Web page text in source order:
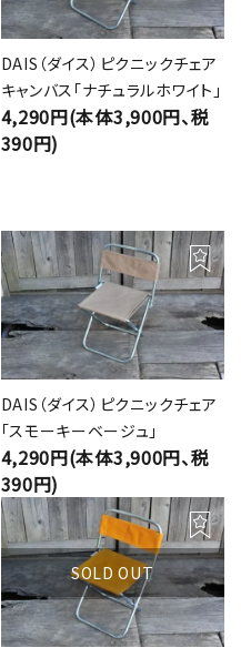
DAIS（ダイス）ピクニックチェア
キャンバス「ナチュラルホワイト」
4,290円(本体3,900円、税
390円)
DAIS（ダイス）ピクニックチェア
「スモーキーベージュ」
4,290円(本体3,900円、税
390円)
SOLD OUT